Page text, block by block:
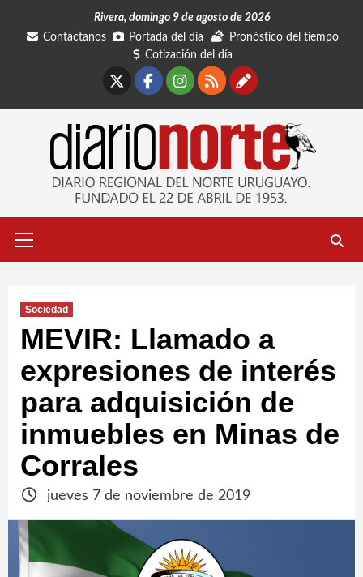
Rivera, domingo 9 de agosto de 2026
Contáctanos
Portada del día
Pronóstico del tiempo
Cotización del día
Facebook
Instagram
RSSContáctanos
primario
Sociedad
MEVIR: Llamado a
expresiones de interés
para adquisición de
inmuebles en Minas de
Corrales
jueves 7 de noviembre de 2019